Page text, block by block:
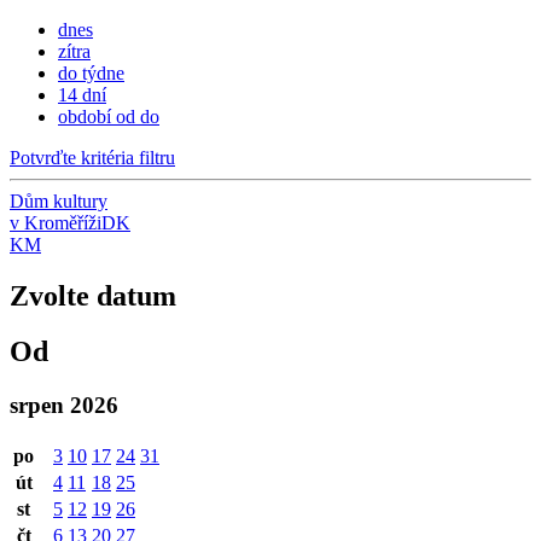
dnes
zítra
do týdne
14 dní
období od do
Potvrďte kritéria filtru
Dům kultury
v KroměřížiDK
KM
Zvolte datum
Od
srpen 2026
po 3 10 17 24 31
út
4 11 18 25
st
5 12 19 26
čt
6 13 20 27